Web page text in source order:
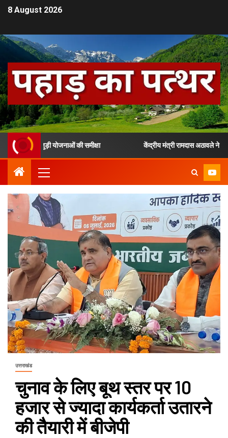
8 August 2026
जुड़ी योजनाओं की समीक्षा केंद्रीय मंत्री रामदास अठावले ने उत्तराखंड में
उत्तराखंड
चुनाव के लिए बूथ स्तर पर 10
हजार से ज्यादा कार्यकर्ता उतारने
की तैयारी में बीजेपी